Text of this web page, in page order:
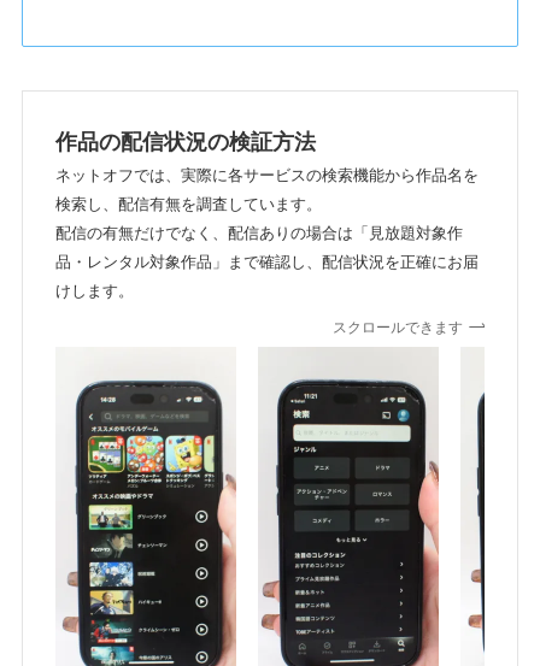
作品の配信状況の検証方法
ネットオフでは、実際に各サービスの検索機能から作品名を
検索し、配信有無を調査しています。
配信の有無だけでなく、配信ありの場合は「見放題対象作
品・レンタル対象作品」まで確認し、配信状況を正確にお届
けします。
スクロールできます